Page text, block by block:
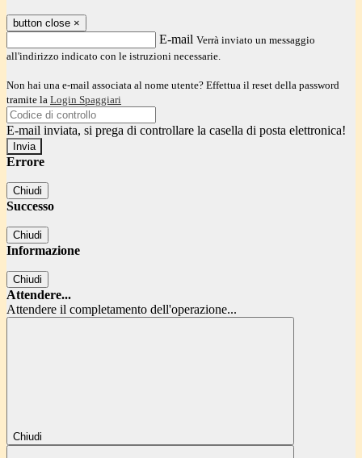
button close ×
E-mail Verrà inviato un messaggio
all'indirizzo indicato con le istruzioni necessarie.
Non hai una e-mail associata al nome utente? Effettua il reset della password
tramite la Login Spaggiari
E-mail inviata, si prega di controllare la casella di posta elettronica!
Errore
Chiudi
Successo
Chiudi
Informazione
Chiudi
Attendere...
Attendere il completamento dell'operazione...
Chiudi